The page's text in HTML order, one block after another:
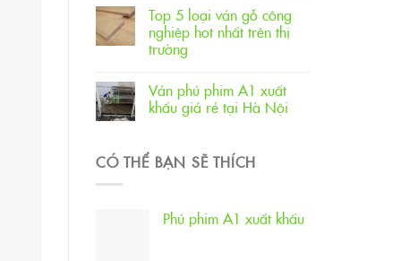
Top 5 loại ván gỗ công
nghiệp hot nhất trên thị
trường
Ván phủ phim A1 xuất
khẩu giá rẻ tại Hà Nội
CÓ THỂ BẠN SẼ THÍCH
Phủ phim A1 xuất khẩu